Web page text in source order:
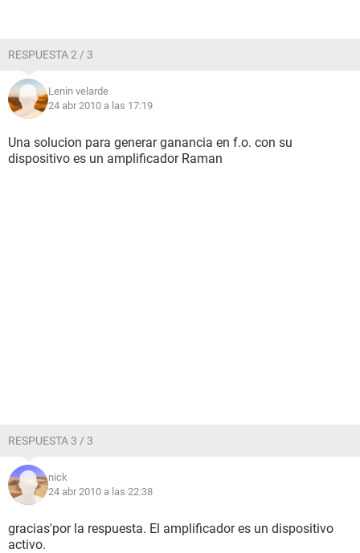
RESPUESTA 2 / 3
Lenin velarde
24 abr 2010 a las 17:19
Una solucion para generar ganancia en f.o. con su
dispositivo es un amplificador Raman
RESPUESTA 3 / 3
nick
24 abr 2010 a las 22:38
gracias'por la respuesta. El amplificador es un dispositivo
activo.